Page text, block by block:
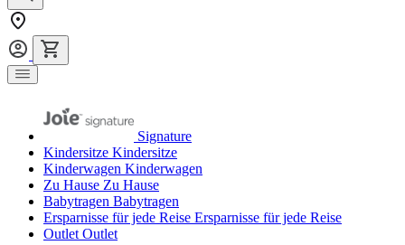
Signature
Kindersitze Kindersitze
Kinderwagen Kinderwagen
Zu Hause Zu Hause
Babytragen Babytragen
Ersparnisse für jede Reise Ersparnisse für jede Reise
Outlet Outlet